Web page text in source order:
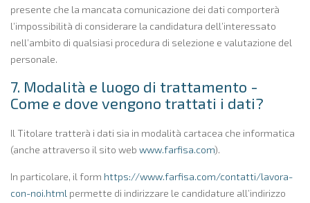
presente che la mancata comunicazione dei dati comporterà
l’impossibilità di considerare la candidatura dell’interessato
nell’ambito di qualsiasi procedura di selezione e valutazione del
personale.
7. Modalità e luogo di trattamento -
Come e dove vengono trattati i dati?
Il Titolare tratterà i dati sia in modalità cartacea che informatica
(anche attraverso il sito web www.farfisa.com).
In particolare, il form https://www.farfisa.com/contatti/lavora-
con-noi.html permette di indirizzare le candidature all’indirizzo